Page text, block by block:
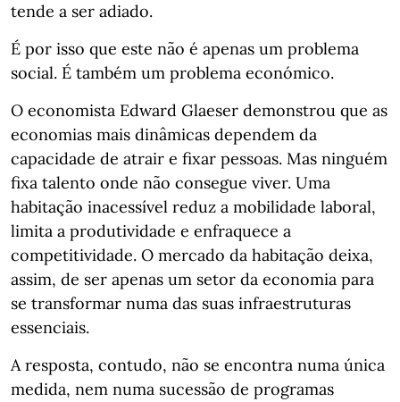
tende a ser adiado.
É por isso que este não é apenas um problema
social. É também um problema económico.
O economista Edward Glaeser demonstrou que as
economias mais dinâmicas dependem da
capacidade de atrair e fixar pessoas. Mas ninguém
fixa talento onde não consegue viver. Uma
habitação inacessível reduz a mobilidade laboral,
limita a produtividade e enfraquece a
competitividade. O mercado da habitação deixa,
assim, de ser apenas um setor da economia para
se transformar numa das suas infraestruturas
essenciais.
A resposta, contudo, não se encontra numa única
medida, nem numa sucessão de programas